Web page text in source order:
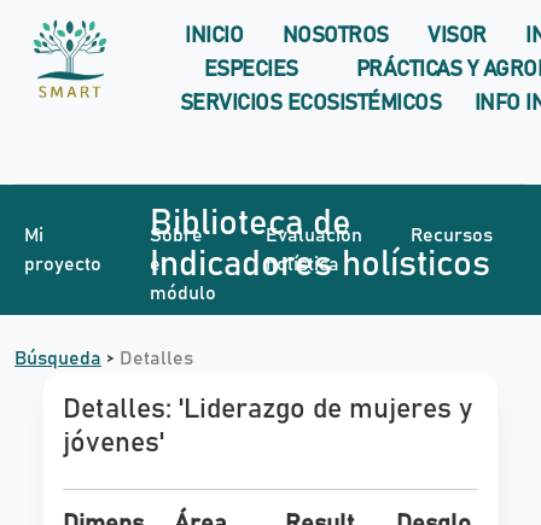
INICIO NOSOTROS VISOR
ESPECIES
PRÁCTICAS Y
SERVICIOS ECOSISTÉMICOS
INFO
Biblioteca de
Indicadores holísticos
Mi
proyecto
Sobre
el
módulo
Evaluación
holística
Recursos
Búsqueda > Detalles
Detalles: 'Liderazgo de mujeres y
jóvenes'